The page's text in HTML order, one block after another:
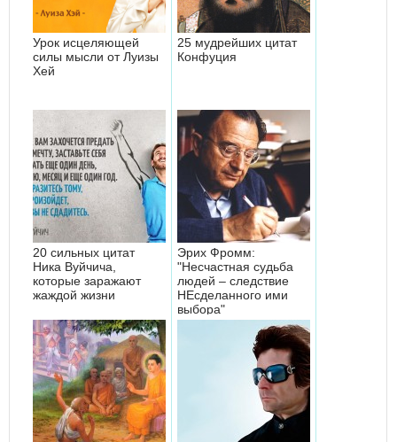
Урок исцеляющей
силы мысли от Луизы
Хей
25 мудрейших цитат
Конфуция
20 сильных цитат
Ника Вуйчича,
которые заражают
жаждой жизни
Эрих Фромм:
"Несчастная судьба
людей – следствие
НЕсделанного ими
выбора"